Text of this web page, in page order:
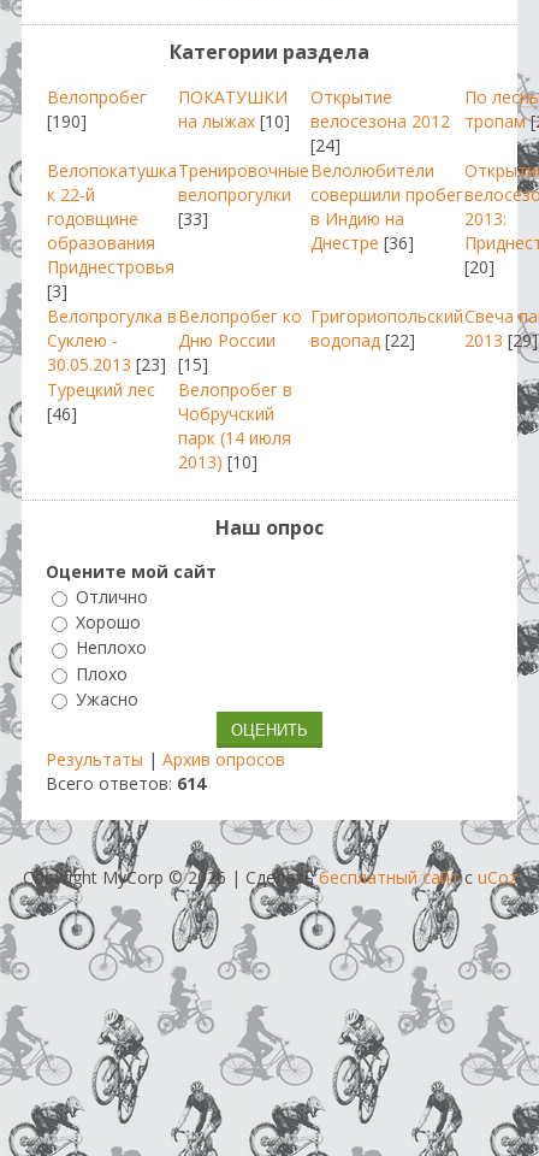
Категории раздела
Велопробег
[190]
ПОКАТУШКИ
на лыжах [10]
Открытие
велосезона 2012
[24]
По
тропам
Велопокатушка
к 22-й
годовщине
образования
Приднестровья
[3]
Тренировочные
велопрогулки
[33]
Велолюбители
совершили пробег
в Индию на
Днестре [36]
2013:
[20]
Велопрогулка в
Суклею -
30.05.2013 [23]
Велопробег ко
Дню России
[15]
Григориопольский
водопад [22]
Свеча
2013 [29]
Турецкий лес
[46]
Велопробег в
Чобручский
парк (14 июля
2013) [10]
Наш опрос
Оцените мой сайт
Отлично
Хорошо
Неплохо
Плохо
Ужасно
Результаты | Архив опросов
Всего ответов: 614
Copyright MyCorp © 2026 | Сделатьбесплатный сайтс uCoz